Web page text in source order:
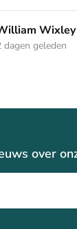
gaat mee op
Wixley
dagen geleden
over